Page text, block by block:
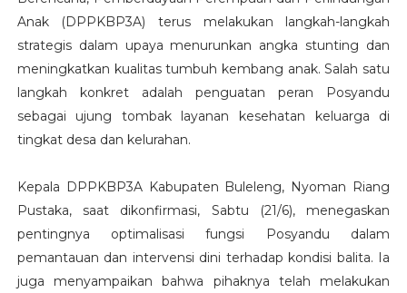
Anak (DPPKBP3A) terus melakukan langkah-langkah
strategis dalam upaya menurunkan angka stunting dan
meningkatkan kualitas tumbuh kembang anak. Salah satu
langkah konkret adalah penguatan peran Posyandu
sebagai ujung tombak layanan kesehatan keluarga di
tingkat desa dan kelurahan.
Kepala DPPKBP3A Kabupaten Buleleng, Nyoman Riang
Pustaka, saat dikonfirmasi, Sabtu (21/6), menegaskan
pentingnya optimalisasi fungsi Posyandu dalam
pemantauan dan intervensi dini terhadap kondisi balita. Ia
juga menyampaikan bahwa pihaknya telah melakukan